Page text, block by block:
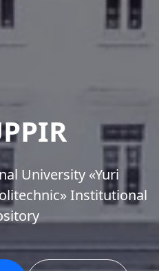
University «Yuri
Institutional